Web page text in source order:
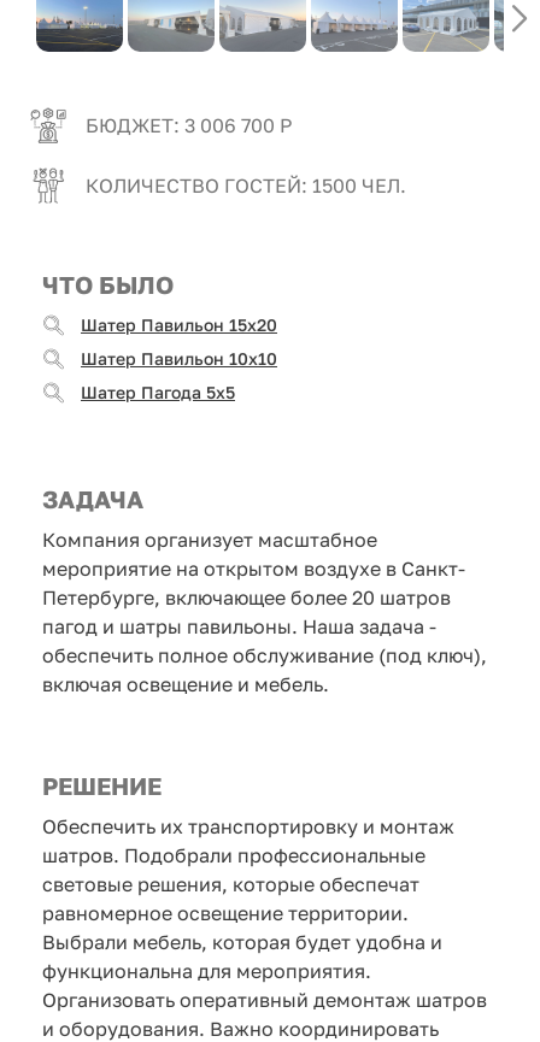
БЮДЖЕТ: 3 006 700 Р
КОЛИЧЕСТВО ГОСТЕЙ: 1500 ЧЕЛ.
ЧТО БЫЛО
Шатер Павильон 15x20
Шатер Павильон 10x10
Шатер Пагода 5x5
ЗАДАЧА
Компания организует масштабное
мероприятие на открытом воздухе в Санкт-
Петербурге, включающее более 20 шатров
пагод и шатры павильоны. Наша задача -
обеспечить полное обслуживание (под ключ),
включая освещение и мебель.
РЕШЕНИЕ
Обеспечить их транспортировку и монтаж
шатров. Подобрали профессиональные
световые решения, которые обеспечат
равномерное освещение территории.
Выбрали мебель, которая будет удобна и
функциональна для мероприятия.
Организовать оперативный демонтаж шатров
и оборудования. Важно координировать